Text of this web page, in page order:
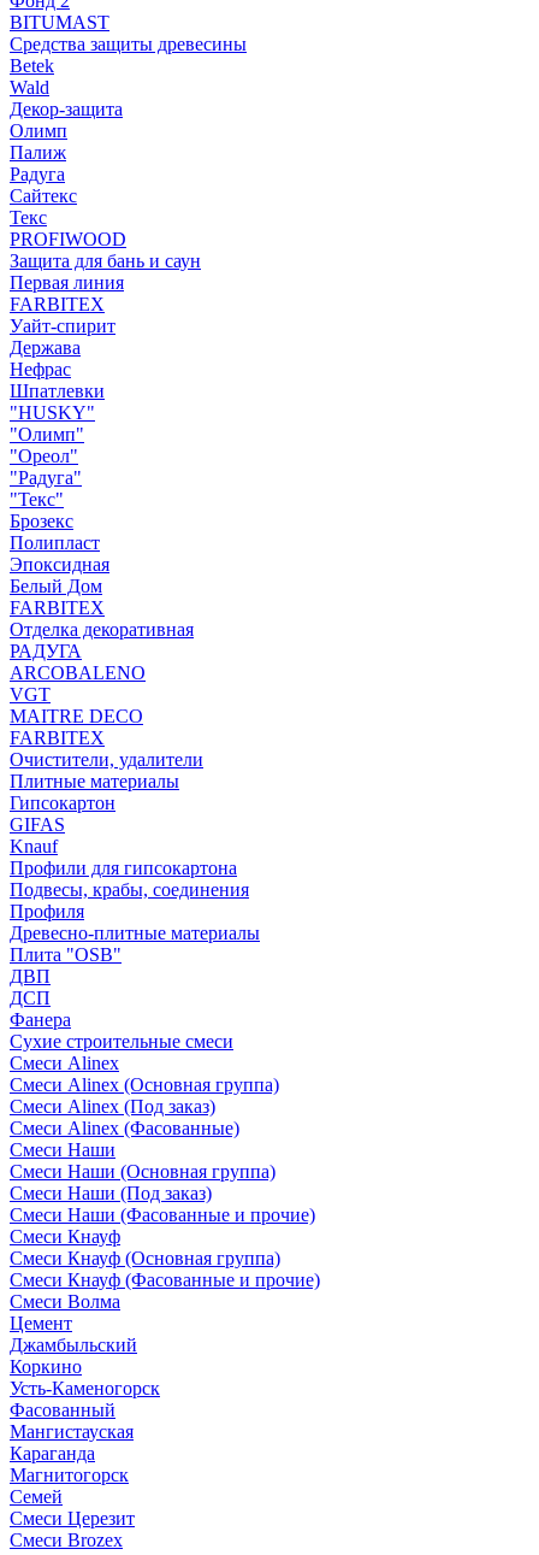
BITUMAST
Средства защиты древесины
Betek
Wald
Декор-защита
Олимп
Палиж
Радуга
Сайтекс
Текс
PROFIWOOD
Защита для бань и саун
Первая линия
FARBITEX
Уайт-спирит
Держава
Нефрас
Шпатлевки
"HUSKY"
"Олимп"
"Ореол"
"Радуга"
"Текс"
Брозекс
Полипласт
Эпоксидная
Белый Дом
FARBITEX
Отделка декоративная
РАДУГА
ARCOBALENO
VGT
MAITRE DECO
FARBITEX
Очистители, удалители
Плитные материалы
Гипсокартон
GIFAS
Knauf
Профили для гипсокартона
Подвесы, крабы, соединения
Профиля
Древесно-плитные материалы
Плита "OSB"
ДВП
ДСП
Фанера
Сухие строительные смеси
Смеси Alinex
Смеси Alinex (Основная группа)
Смеси Alinex (Под заказ)
Смеси Alinex (Фасованные)
Смеси Наши
Смеси Наши (Основная группа)
Смеси Наши (Под заказ)
Смеси Наши (Фасованные и прочие)
Смеси Кнауф
Смеси Кнауф (Основная группа)
Смеси Кнауф (Фасованные и прочие)
Смеси Волма
Цемент
Джамбыльский
Коркино
Усть-Каменогорск
Фасованный
Мангистауская
Караганда
Магнитогорск
Семей
Смеси Церезит
Смеси Brozex